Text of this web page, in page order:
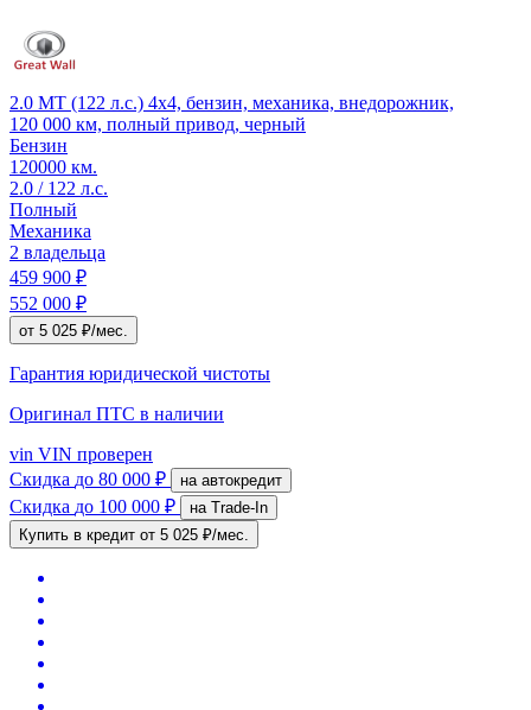
2.0 MT (122 л.с.) 4x4, бензин, механика, внедорожник,
120 000 км, полный привод, черный
Бензин
120000 км.
2.0 / 122 л.с.
Полный
Механика
2 владельца
459 900 ₽
552 000 ₽
от 5 025 ₽/мес.
Гарантия юридической чистоты
Оригинал ПТС в наличии
vin VIN проверен
Скидка до 80 000 ₽ на автокредит
Скидка до 100 000 ₽
на Trade-In
Купить в кредит от 5 025 ₽/мес.